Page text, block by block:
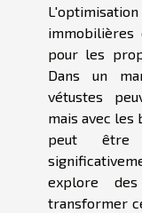
immobilières
pour les
Dans un
vétustes
mais avec
peut
explore
transformer